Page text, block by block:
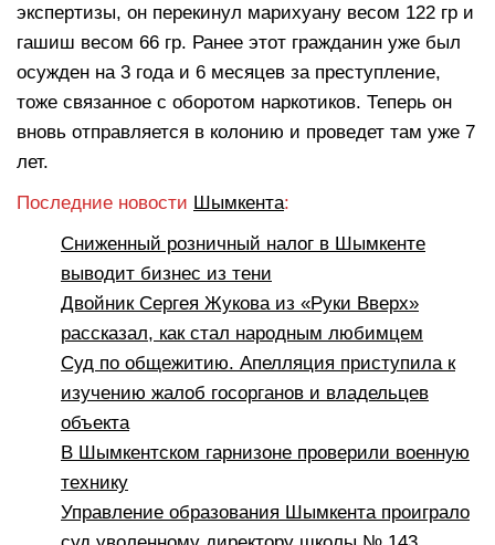
экспертизы, он перекинул марихуану весом 122 гр и
гашиш весом 66 гр. Ранее этот гражданин уже был
осужден на 3 года и 6 месяцев за преступление,
тоже связанное с оборотом наркотиков. Теперь он
вновь отправляется в колонию и проведет там уже 7
лет.
Последние новости Шымкента:
Сниженный розничный налог в Шымкенте
выводит бизнес из тени
Двойник Сергея Жукова из «Руки Вверх»
рассказал, как стал народным любимцем
Суд по общежитию. Апелляция приступила к
изучению жалоб госорганов и владельцев
объекта
В Шымкентском гарнизоне проверили военную
технику
Управление образования Шымкента проиграло